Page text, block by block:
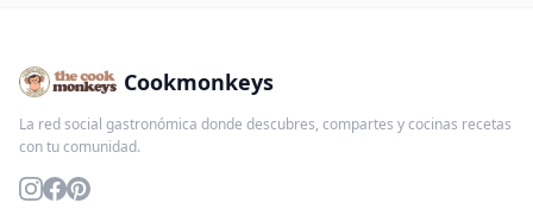
Cookmonkeys
La red social gastronómica donde descubres, compartes y cocinas recetas
con tu comunidad.